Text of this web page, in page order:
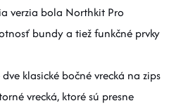
verzia bola Northkit Pro
bundy a tiež funkčné prvky
klasické bočné vrecká na zips
vrecká, ktoré sú presne